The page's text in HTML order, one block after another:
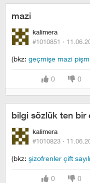
mazi
kalimera
#1010851 ·
(bkz: geçmişe mazi
0 0
bilgi sözlük ten bir
kalimera
#1010823 ·
(bkz: şizofrenler çift
0 0